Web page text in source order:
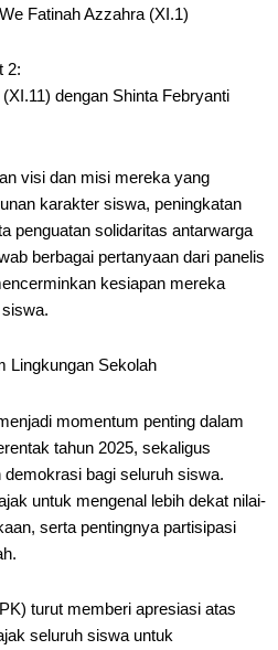
Fatinah Azzahra (XI.1)
2:
dengan Shinta Febryanti
visi dan misi mereka yang
karakter siswa, peningkatan
penguatan solidaritas antarwarga
berbagai pertanyaan dari panelis
kesiapan mereka
Lingkungan Sekolah
momentum penting dalam
tahun 2025, sekaligus
bagi seluruh siswa.
untuk mengenal lebih dekat nilai-
serta pentingnya partisipasi
turut memberi apresiasi atas
seluruh siswa untuk